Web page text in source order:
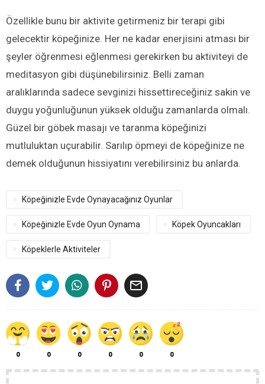

0 0 0 0 0 0
Özellikle bunu bir aktivite getirmeniz bir terapi gibi
gelecektir köpeğinize. Her ne kadar enerjisini atması bir
şeyler öğrenmesi eğlenmesi gerekirken bu aktiviteyi de
meditasyon gibi düşünebilirsiniz. Belli zaman
aralıklarında sadece sevginizi hissettireceğiniz sakin ve
duygu yoğunluğunun yüksek olduğu zamanlarda olmalı.
Güzel bir göbek masajı ve taranma köpeğinizi
mutluluktan uçurabilir. Sarılıp öpmeyi de köpeğinize ne
demek olduğunun hissiyatını verebilirsiniz bu anlarda.
Köpeğinizle Evde Oynayacağınız Oyunlar
Köpeğinizle Evde Oyun Oynama Köpek Oyuncakları
Köpeklerle Aktiviteler